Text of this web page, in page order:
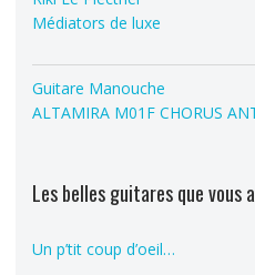
Médiators de luxe
Guitare Manouche
ALTAMIRA M01F CHORUS
Les belles guitares que vous
Un p’tit coup d’oeil…